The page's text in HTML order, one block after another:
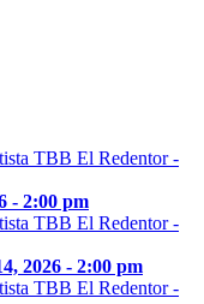
- 2:00 pm
2026 - 2:00 pm